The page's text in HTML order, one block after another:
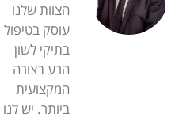
הצוות שלנו
עוסק בטיפול
בתיקי לשון
הרע בצורה
המקצועית
ביותר. יש לנו